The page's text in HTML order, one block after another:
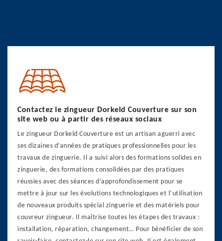
Contactez le zingueur Dorkeld Couverture sur son
site web ou à partir des réseaux sociaux
Le zingueur Dorkeld Couverture est un artisan aguerri avec
ses dizaines d’années de pratiques professionnelles pour les
travaux de zinguerie. Il a suivi alors des formations solides en
zinguerie, des formations consolidées par des pratiques
réussies avec des séances d’approfondissement pour se
mettre à jour sur les évolutions technologiques et l’utilisation
de nouveaux produits spécial zinguerie et des matériels pour
couvreur zingueur. Il maîtrise toutes les étapes des travaux :
installation, réparation, changement… Pour bénéficier de son